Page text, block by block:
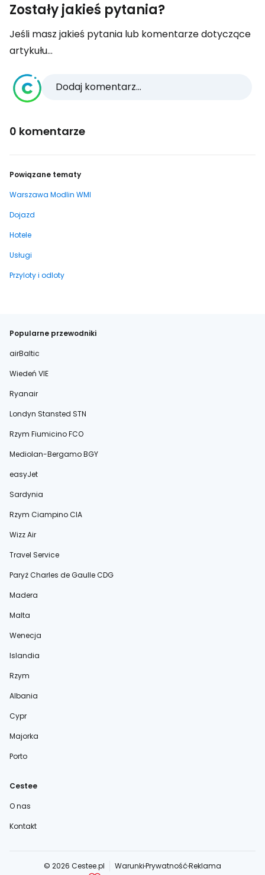
Zostały jakieś pytania?
Jeśli masz jakieś pytania lub komentarze dotyczące
artykułu...
Dodaj komentarz...
0 komentarze
Powiązane tematy
Warszawa Modlin WMI
Dojazd
Hotele
Usługi
Przyloty i odloty
Popularne przewodniki
airBaltic
Wiedeń VIE
Ryanair
Londyn Stansted STN
Rzym Fiumicino FCO
Mediolan-Bergamo BGY
easyJet
Sardynia
Rzym Ciampino CIA
Wizz Air
Travel Service
Paryż Charles de Gaulle CDG
Madera
Malta
Wenecja
Islandia
Rzym
Albania
Cypr
Majorka
Porto
Cestee
O nas
Kontakt
© 2026 Cestee.pl WarunkiPrywatnośćReklama